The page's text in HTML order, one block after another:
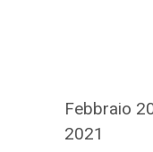
Febbraio
2021